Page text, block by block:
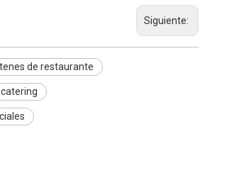
Siguiente:
de restaurante